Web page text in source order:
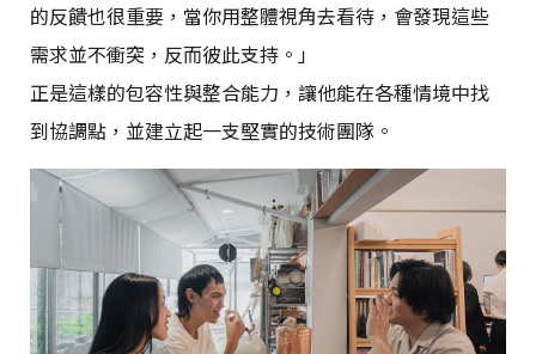
的反饋也很重要，當你用整體視角去看待，會發現這些
需求並不衝突，反而彼此支持。」
正是這樣的包容性與整合能力，讓他能在各種情境中找
到協調點，並建立起一支堅實的技術團隊。